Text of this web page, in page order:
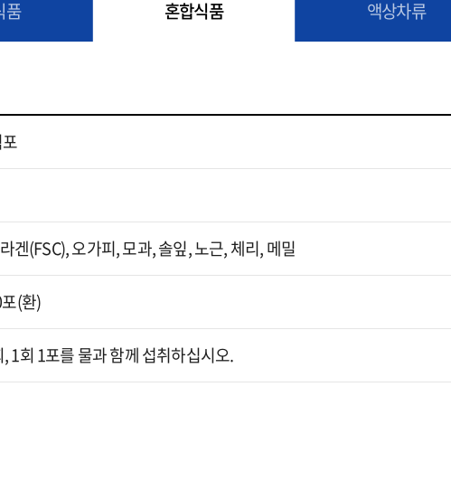
품 혼합식품 액상차류
겐(FSC), 오가피, 모과, 솔잎, 노근, 체리, 메밀
(환)
1회 1포를 물과 함께 섭취하십시오.